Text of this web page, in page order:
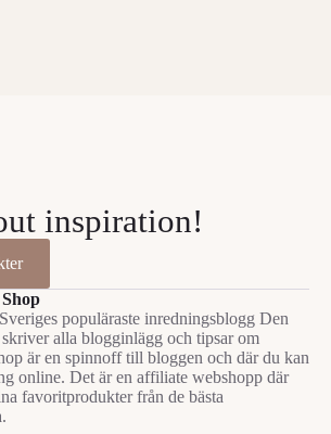
inspiration!
populäraste inredningsblogg Den
alla blogginlägg och tipsar om
är en spinnoff till bloggen och där du kan
online. Det är en affiliate webshopp där
favoritprodukter från de bästa